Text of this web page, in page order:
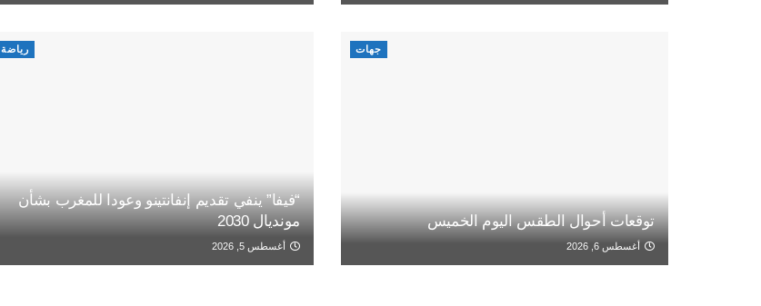
جهات
توقعات أحوال الطقس اليوم الخميس
أغسطس 6, 2026
رياضة
“فيفا” ينفي تقديم إنفانتينو وعودا للمغرب بشأن
مونديال 2030
أغسطس 5, 2026